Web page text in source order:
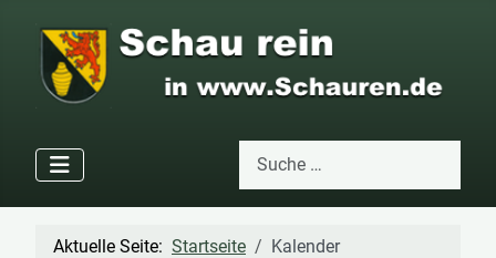
Suchen
Aktuelle Seite: Startseite Kalender